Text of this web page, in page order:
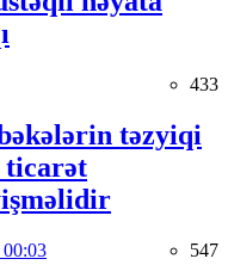
433
təzyiqi
ticarət
00:03 547